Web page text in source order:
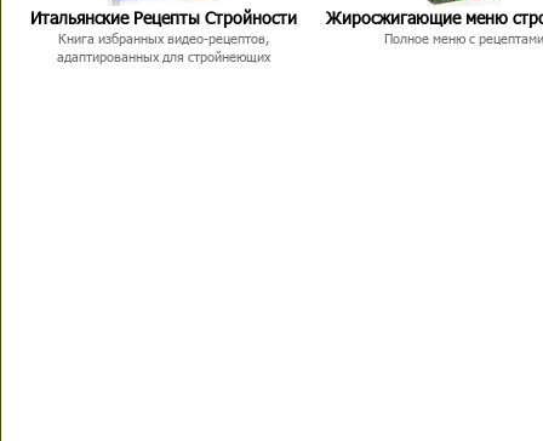
Итальянские Рецепты Стройности
Книга избранных видео-рецептов,
адаптированных для стройнеющих
Жиросжигающие меню
Полное меню с рецептами